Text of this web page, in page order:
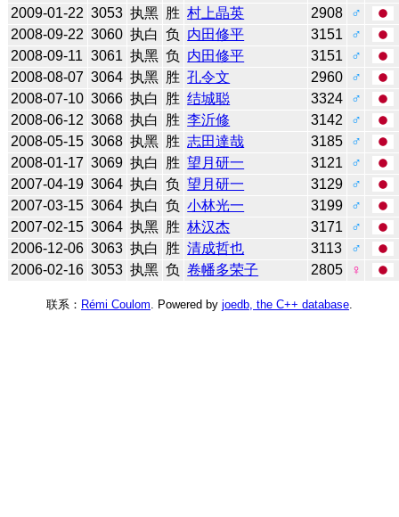
2009-01-22 3053 执黑 胜 村上晶英 2908
♂
2008-09-22 3060 执白 负 内田修平 3151
♂
2008-09-11 3061 执黑 负 内田修平 3151
♂
2008-08-07 3064 执黑 胜 孔令文 2960
♂
2008-07-10 3066 执白 胜 结城聪 3324
♂
2008-06-12 3068 执白 胜 李沂修 3142
♂
2008-05-15 3068 执黑 胜 志田達哉 3185
♂
2008-01-17 3069 执白 胜 望月研一 3121
♂
2007-04-19 3064 执白 负 望月研一 3129
♂
2007-03-15 3064 执白 负 小林光一 3199
♂
2007-02-15 3064 执黑 胜 林汉杰 3171
♂
2006-12-06 3063 执白 胜 清成哲也 3113
♂
2006-02-16 3053 执黑 负 卷幡多荣子 2805 ♀
联系： Rémi Coulom . Powered by joedb, the C++ database